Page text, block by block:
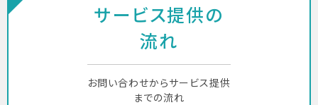
サービス提供の
流れ
お問い合わせからサービス提供
までの流れ